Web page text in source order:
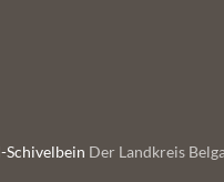
Schivelbein Der Landkreis